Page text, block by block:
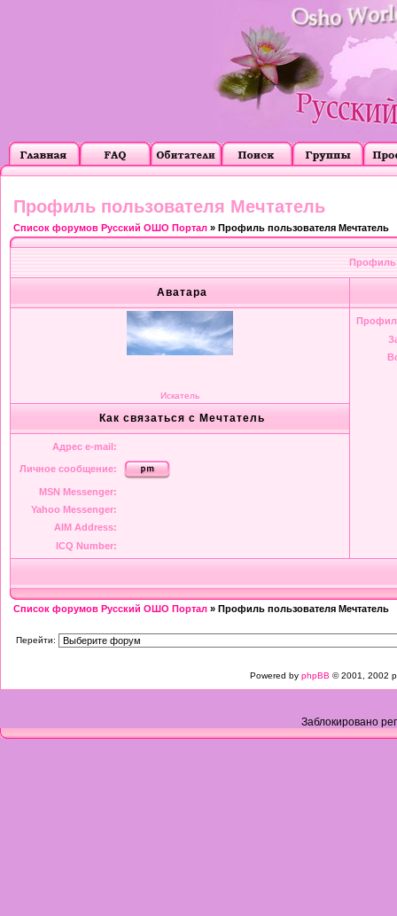
Профиль пользователя Мечтатель
Список форумов Русский ОШО Портал » Профиль пользователя Мечтатель
Профиль
Аватара
Искатель
Как связаться с Мечтатель
Адрес e-mail:
Личное сообщение:
MSN Messenger:
Yahoo Messenger:
AIM Address:
ICQ Number:
Список форумов Русский ОШО Портал » Профиль пользователя Мечтатель
Перейти:
Powered by phpBB © 2001, 2002
Заблокировано